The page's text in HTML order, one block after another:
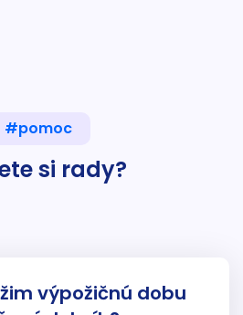
#pomoc
si rady?
výpožičnú dobu